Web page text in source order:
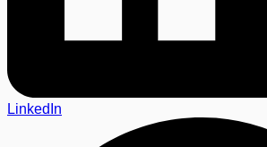
LinkedIn